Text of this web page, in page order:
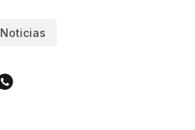
Noticias